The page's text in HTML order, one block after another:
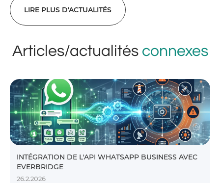
LIRE PLUS D'ACTUALITÉS
Articles/actualités connexes
INTÉGRATION DE L'API WHATSAPP BUSINESS AVEC
EVERBRIDGE
26.2.2026